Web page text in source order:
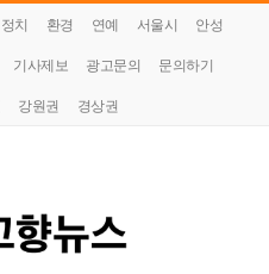
정치 환경 연예 서울시
안성
기사제보 광고문의
문의하기
강원권 경상권